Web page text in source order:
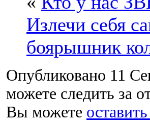
Излечи себя
боярышник
Опубликовано 11
можете следить за
Вы можете